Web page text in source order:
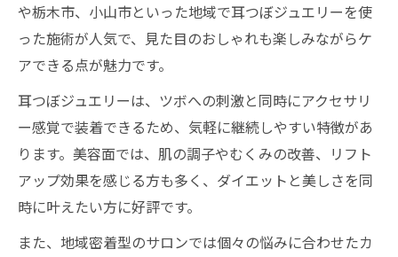
や栃木市、小山市といった地域で耳つぼジュエリーを使
った施術が人気で、見た目のおしゃれも楽しみながらケ
アできる点が魅力です。
耳つぼジュエリーは、ツボへの刺激と同時にアクセサリ
ー感覚で装着できるため、気軽に継続しやすい特徴があ
ります。美容面では、肌の調子やむくみの改善、リフト
アップ効果を感じる方も多く、ダイエットと美しさを同
時に叶えたい方に好評です。
また、地域密着型のサロンでは個々の悩みに合わせたカ